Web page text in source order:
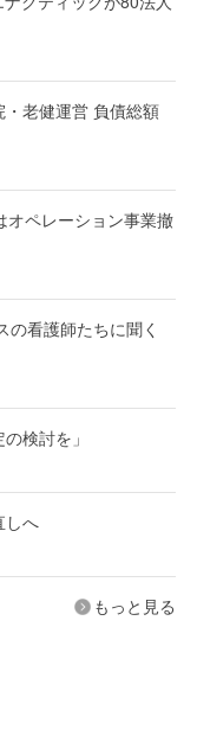
老健運営 負債総額
オペレーション事業撤
の看護師たちに聞く
検討を」
しへ
もっと見る